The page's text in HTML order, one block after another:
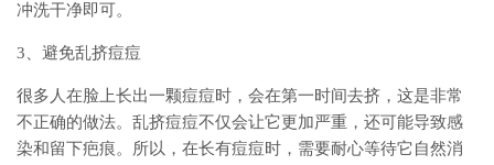
冲洗干净即可。
3、避免乱挤痘痘
很多人在脸上长出一颗痘痘时，会在第一时间去挤，这是非常
不正确的做法。乱挤痘痘不仅会让它更加严重，还可能导致感
染和留下疤痕。所以，在长有痘痘时，需要耐心等待它自然消